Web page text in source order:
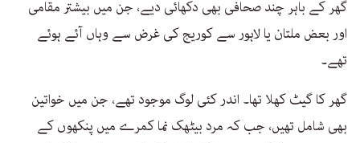
گھر کے باہر چند صحافی بھی دکھائی دیے، جن میں بیشتر مقامی
اور بعض ملتان یا لاہور سے کوریج کی غرض سے وہاں آئے ہوئے
تھے۔
گھر کا گیٹ کھلا تھا۔ اندر کئی لوگ موجود تھے، جن میں خواتین
بھی شامل تھیں، جب کہ مرد بیٹھک نما کمرے میں پنکھوں کے